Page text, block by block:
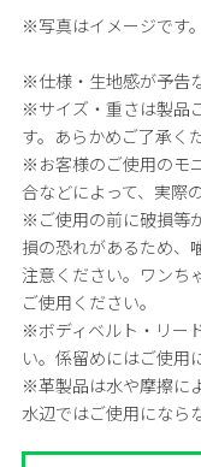
※写真はイメージです。
※仕様・生地感が予告
※サイズ・重さは製品
す。あらかめご了承く
※お客様のご使用のモ
合などによって、実際
※ご使用の前に破損等
損の恐れがあるため、
注意ください。ワンち
ご使用ください。
※ボディベルト・リー
い。係留めにはご使用
※革製品は水や摩擦に
水辺ではご使用になら